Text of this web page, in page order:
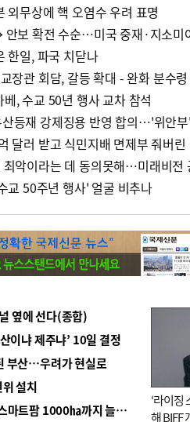
외무상에 핵 오염수 우려 표명
한일, 파국 치닫나
장관 회담, 갈등 확대 - 완화 분수령
, 수교 50년 행사 교차 참석
등재 강제징용 반영 합의…'위안
달러 받고 식민지배 면제부 줘버
악이라는 데 동의못해…미래비전
교 50주년 행사' 얼굴 비추나
옆에 선다(종합)
이냐 제주냐’ 10일 결정
부산…우려가 현실로
설치
■ 경남 농정 비전 ‘잘 사는 농촌’…스마트팜 1000㏊까지 늘린다
‘라이징
해 BIFF